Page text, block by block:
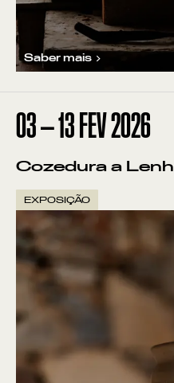
Saber mais
03—13FEV2026
Cozedura a
EXPOSIÇÃO